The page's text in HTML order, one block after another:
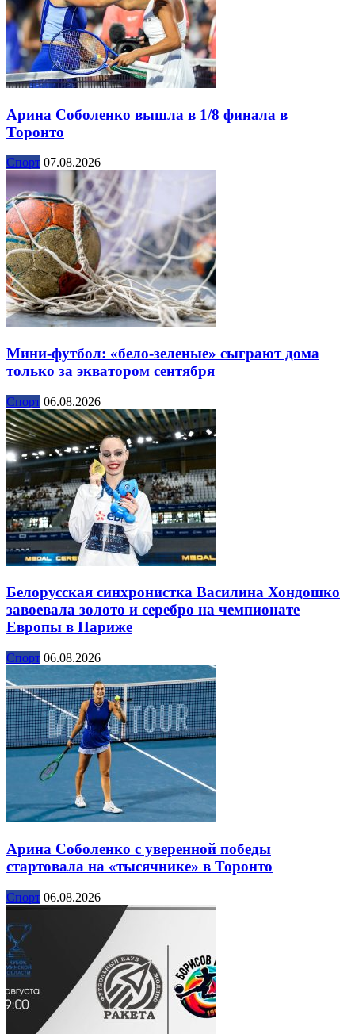
Арина Соболенко вышла в 1/8 финала в
Торонто
Спорт 07.08.2026
Мини-футбол: «бело-зеленые» сыграют дома
только за экватором сентября
Спорт 06.08.2026
Белорусская синхронистка Василина Хондошко
завоевала золото и серебро на чемпионате
Европы в Париже
Спорт 06.08.2026
Арина Соболенко с уверенной победы
стартовала на «тысячнике» в Торонто
Спорт 06.08.2026